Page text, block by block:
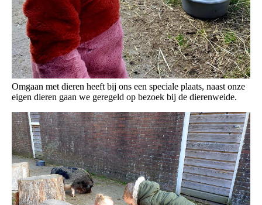
Omgaan met dieren heeft bij ons een speciale plaats, naast onze
eigen dieren gaan we geregeld op bezoek bij de dierenweide.